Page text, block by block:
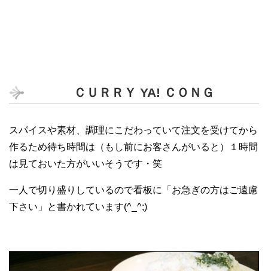
ＣＵＲＲＹ YA! ＣＯＮＧ
スパイスや素材、調理にこだわっていて注文を受けてから
作るため待ち時間は（もし前にお客さんがいると）１時間
は見ておいた方がいいそうです・笑
一人で切り盛りしているので看板に「お急ぎの方はご遠慮
下さい」と書かれています(^_^;)